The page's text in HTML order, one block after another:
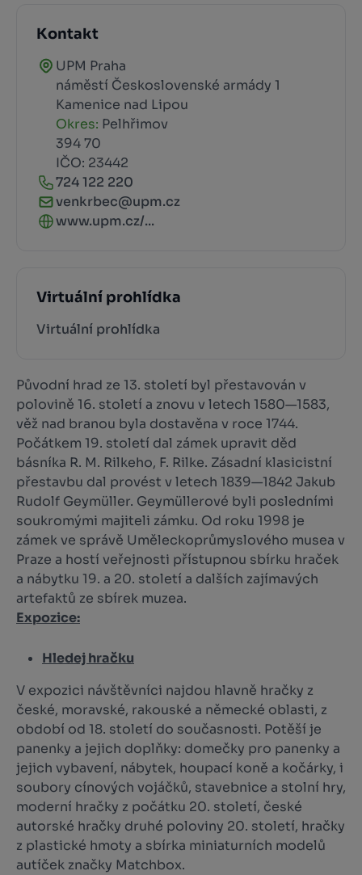
Kontakt
UPM Praha
náměstí Československé armády 1
Kamenice nad Lipou
Okres: Pelhřimov
394 70
IČO: 23442
724 122 220
venkrbec@upm.cz
www.upm.cz/...
Virtuální prohlídka
Virtuální prohlídka
Původní hrad ze 13. století byl přestavován v
polovině 16. století a znovu v letech 1580—1583,
věž nad branou byla dostavěna v roce 1744.
Počátkem 19. století dal zámek upravit děd
básníka R. M. Rilkeho, F. Rilke. Zásadní klasicistní
přestavbu dal provést v letech 1839—1842 Jakub
Rudolf Geymüller. Geymüllerové byli posledními
soukromými majiteli zámku. Od roku 1998 je
zámek ve správě Uměleckoprůmyslového musea v
Praze a hostí veřejnosti přístupnou sbírku hraček
a nábytku 19. a 20. století a dalších zajímavých
artefaktů ze sbírek muzea.
Expozice:
Hledej hračku
V expozici návštěvníci najdou hlavně hračky z
české, moravské, rakouské a německé oblasti, z
období od 18. století do současnosti. Potěší je
panenky a jejich doplňky: domečky pro panenky a
jejich vybavení, nábytek, houpací koně a kočárky, i
soubory cínových vojáčků, stavebnice a stolní hry,
moderní hračky z počátku 20. století, české
autorské hračky druhé poloviny 20. století, hračky
z plastické hmoty a sbírka miniaturních modelů
autíček značky Matchbox.